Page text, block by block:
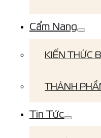
Cẩm Nang
KIẾN THỨC
THÀNH
Tin Tức